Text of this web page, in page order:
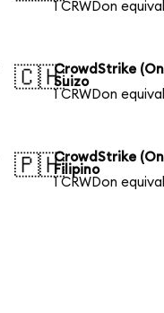
1 CRWDon
🇨🇭CrowdStrike
Suizo
1 CRWDon
🇵🇭CrowdStrike
Filipino
1 CRWDon